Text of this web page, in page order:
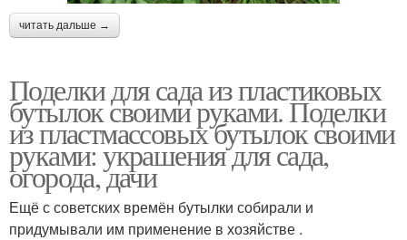
читать дальше →
Поделки для сада из пластиковых
бутылок своими руками. Поделки
из пластмассовых бутылок своими
руками: украшения для сада,
огорода, дачи
Ещё с советских времён бутылки собирали и
придумывали им применение в хозяйстве .